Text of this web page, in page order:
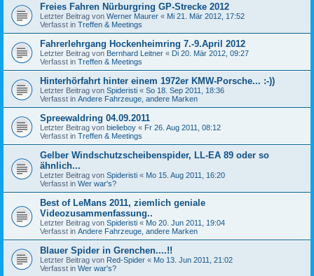
Freies Fahren Nürburgring GP-Strecke 2012
Letzter Beitrag von Werner Maurer « Mi 21. Mär 2012, 17:52
Verfasst in Treffen & Meetings
Fahrerlehrgang Hockenheimring 7.-9.April 2012
Letzter Beitrag von Bernhard Leitner « Di 20. Mär 2012, 09:27
Verfasst in Treffen & Meetings
Hinterhörfahrt hinter einem 1972er KMW-Porsche... :-))
Letzter Beitrag von Spideristi « So 18. Sep 2011, 18:36
Verfasst in Andere Fahrzeuge, andere Marken
Spreewaldring 04.09.2011
Letzter Beitrag von bielieboy « Fr 26. Aug 2011, 08:12
Verfasst in Treffen & Meetings
Gelber Windschutzscheibenspider, LL-EA 89 oder so
ähnlich...
Letzter Beitrag von Spideristi « Mo 15. Aug 2011, 16:20
Verfasst in Wer war's?
Best of LeMans 2011, ziemlich geniale
Videozusammenfassung..
Letzter Beitrag von Spideristi « Mo 20. Jun 2011, 19:04
Verfasst in Andere Fahrzeuge, andere Marken
Blauer Spider in Grenchen....!!
Letzter Beitrag von Red-Spider « Mo 13. Jun 2011, 21:02
Verfasst in Wer war's?